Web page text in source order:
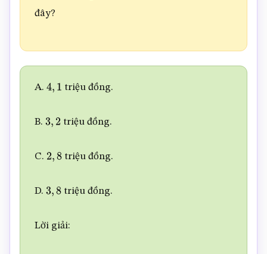
đây?
A. 4,1 triệu đồng.
B. 3,2 triệu đồng.
C. 2,8 triệu đồng.
D. 3,8 triệu đồng.
Lời giải: